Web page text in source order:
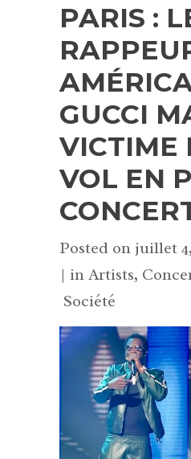
PARIS :
GUCCI
VICTIME
VOL EN
Posted on juillet
in Artists,
Société